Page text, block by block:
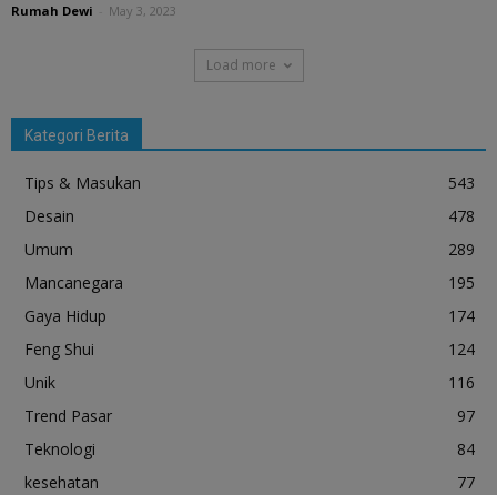
Rumah Dewi May 3, 2023
Load more
Kategori Berita
Tips & Masukan
543
Desain
478
Umum
289
Mancanegara
195
Gaya Hidup
174
Feng Shui
124
Unik
116
Trend Pasar
97
Teknologi
84
kesehatan
77